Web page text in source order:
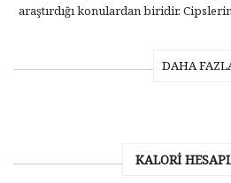
araştırdığı konulardan biridir.
DAHA
KALORI